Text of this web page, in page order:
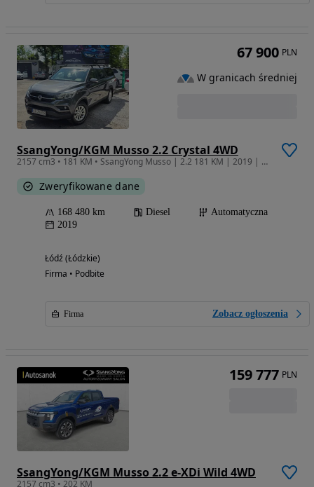
SsangYong/KGM Musso 2.2 Crystal 4WD
2157 cm3 • 181 KM • SsangYong Musso | 2.2 181 KM | 2019 | Automat | 4x4 Pickup
Zweryfikowane dane
168 480 km Diesel
Automatyczna
2019
Łódź (Łódzkie)
Firma • Podbite
Firma Zobacz ogłoszenia
67 900 PLN
W granicach średniej
SsangYong/KGM Musso 2.2 e-XDi Wild 4WD
2157 cm3 • 202 KM
159 777 PLN